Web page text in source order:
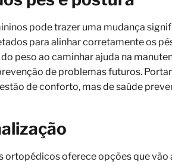
pode trazer uma mudança
para alinhar corretamente os
peso ao caminhar ajuda na
de problemas futuros.
de conforto, mas de saúde
ortopédicos oferece opções que vão